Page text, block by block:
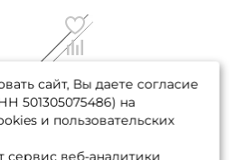
сайт, Вы даете согласие
501305075486) на
и пользовательских
сервис веб-аналитики